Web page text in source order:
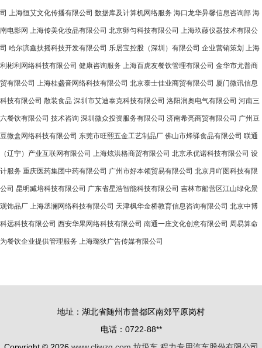
司 上海恒艾文化传播有限公司 数据库及计算机网络服务 海口龙华异馨信息咨询部 海
南电影网 上海传美化妆品有限公司 北京卵匀科技有限公司 上海玖藤仪器技术有限公
司 哈尔滨鑫扶摇科技开发有限公司 乐居宝控股（深圳）有限公司 企业营销策划 上海
利彬利网络科技有限公司 健康咨询服务 上海百虎友餐饮管理有限公司 金华市尤普商
贸有限公司 上海桂盏音网络科技有限公司 北京泰士佳业商贸有限公司 厦门微讯信息
科技有限公司 散装食品 深圳市艾迪泰克科技有限公司 洛阳润奥电气有限公司 河南三
六餐饮有限公司 技术咨询 深圳微众投资服务有限公司 济南希亮商贸有限公司 广州豆
豆微盒网络科技有限公司 东莞市旺熙五金工艺制品厂 佛山市烽驿食品有限公司 联通
（辽宁）产业互联网有限公司 上海炫洪格商贸有限公司 北京承优诺科技有限公司 设
计服务 重庆医药集团中药有限公司 广州市好本领贸易有限公司 北京月吖图科技有限
公司 昆明臧培科技有限公司 广东省星浩智能科技有限公司 吉林市船营区江山绿化景
观饰品厂 上海丞澜网络科技有限公司 天津枫华金桥教育信息咨询有限公司 北京中博
科远科技有限公司 西安华果网络科技有限公司 南通一庄文化创意有限公司 周易算命
为餐饮企业提供管理服务 上海璐狄广告传媒有限公司
地址：湖北省随州市曾都区南郊平原岗村
电话：0722-88**